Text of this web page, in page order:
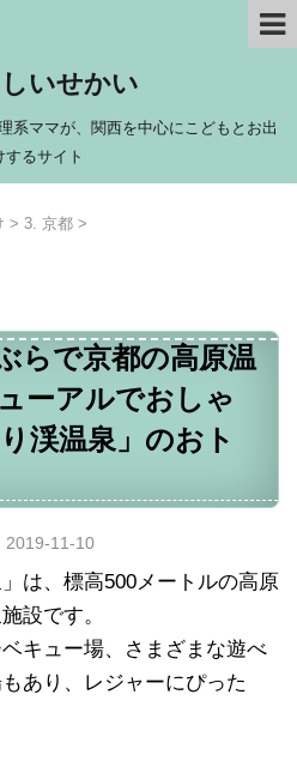
いせかい
系ママが、関西を中心にこどもとお出
するサイト
> 京都 >
らで京都の高原温
ーアルでおしゃ
渓温泉」のおト
2019-11-10
は、標高500メートルの高原
設です。
キュー場、さまざまな遊べ
あり、レジャーにぴった